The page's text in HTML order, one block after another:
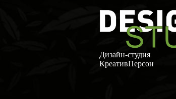
Дизайн-студия
КреативПерсон